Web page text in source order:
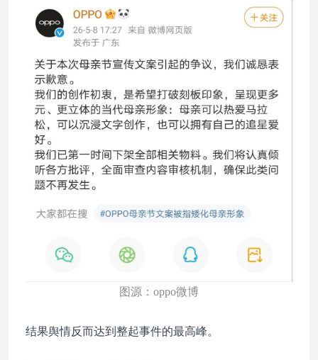
图源：oppo微博
结果舆情反而达到整起事件的最高峰。